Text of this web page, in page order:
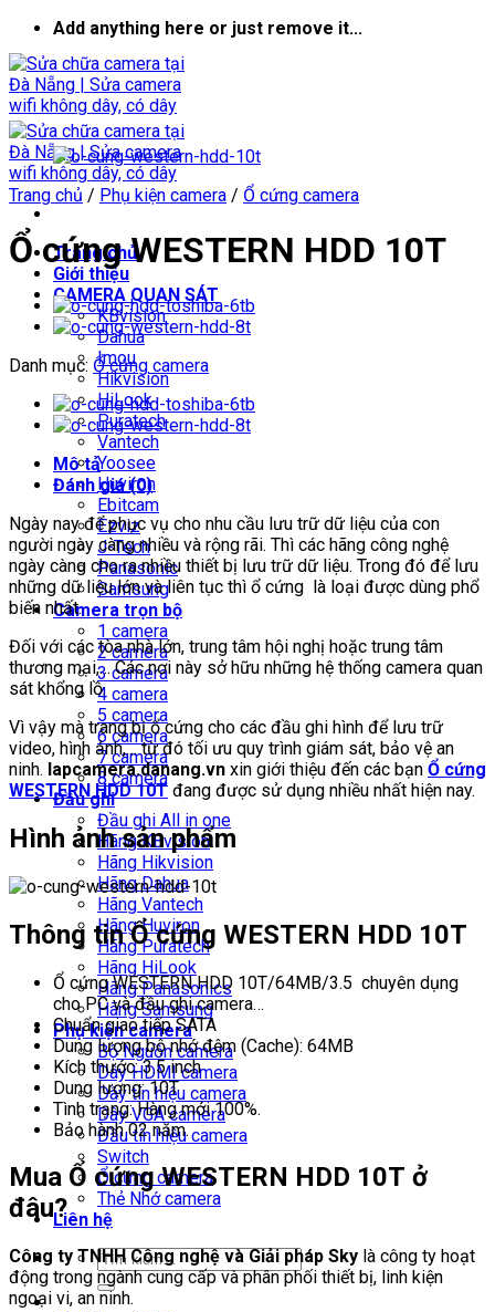
Skip
to
content
Add anything here or just remove it...
Trang chủ
Giới thiệu
CAMERA QUAN SÁT
KBvision
Dahua
Imou
Hikvision
HiLook
Puratech
Vantech
Yoosee
Huviron
Ebitcam
Ezviz
J-Tech
Panasonic
Samsung
Camera trọn bộ
1 camera
2 camera
3 camera
4 camera
5 camera
6 camera
7 camera
8 camera
Đầu ghi
Đầu ghi All in one
Hãng KBvision
Hãng Hikvision
Hãng Dahua
Hãng Vantech
Hãng Huviron
Hãng Puratech
Hãng HiLook
Hãng Panasonics
Hãng Samsung
Phụ kiện camera
Bộ Nguồn camera
Dây HDMI camera
Dây tín hiệu camera
Dây VGA camera
Đầu tín hiệu camera
Switch
Ổ cứng camera
Thẻ Nhớ camera
Liên hệ
Tìm
kiếm:
Trang chủ / Phụ kiện camera / Ổ cứng camera
Ổ cứng WESTERN HDD 10T
Danh mục: Ổ cứng camera
Mô tả
Đánh giá (0)
Ngày nay để phục vụ cho nhu cầu lưu trữ dữ liệu của con
người ngày càng nhiều và rộng rãi. Thì các hãng công nghệ
ngày càng cho ra nhiều thiết bị lưu trữ dữ liệu. Trong đó để lưu
những dữ liệu lớn và liên tục thì ổ cứng là loại được dùng phổ
biến nhất.
Đối với các tòa nhà lớn, trung tâm hội nghị hoặc trung tâm
thương mại,… Các nơi này sở hữu những hệ thống camera quan
sát khổng lồ.
Vì vậy mà trang bị ổ cứng cho các đầu ghi hình để lưu trữ
video, hình ảnh,… từ đó tối ưu quy trình giám sát, bảo vệ an
ninh. lapcamera.danang.vn xin giới thiệu đến các bạn Ổ cứng
WESTERN HDD 10T đang được sử dụng nhiều nhất hiện nay.
Hình ảnh sản phẩm
Thông tinỔ cứng WESTERN HDD 10T
Ổ cứng WESTERN HDD 10T/64MB/3.5 chuyên dụng
cho PC và đầu ghi camera…
Chuẩn giao tiếp SATA
Dung lượng bộ nhớ đệm (Cache): 64MB
Kích thước: 3.5 inch
Dung lượng: 10T
Tình trạng: Hàng mới 100%.
Bảo hành 02 năm.
Mua Ổ cứng WESTERN HDD 10T ở
đâu?
Công ty TNHH Công nghệ và Giải pháp Sky là công ty hoạt
động trong ngành cung cấp và phân phối thiết bị, linh kiện
ngoại vi, an ninh.